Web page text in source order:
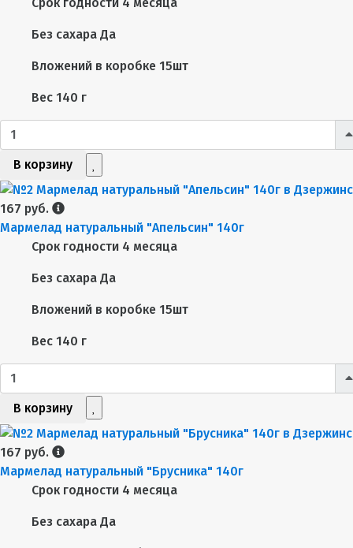
Без сахара Да
Вложений в коробке 15шт
Вес 140 г
В корзину
167 руб.
Мармелад натуральный "Апельсин" 140г
Срок годности 4 месяца
Без сахара Да
Вложений в коробке 15шт
Вес 140 г
В корзину
167 руб.
Мармелад натуральный "Брусника" 140г
Срок годности 4 месяца
Без сахара Да